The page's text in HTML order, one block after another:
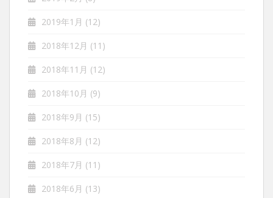
2019年1月 (12)
2018年12月 (11)
2018年11月 (12)
2018年10月 (9)
2018年9月 (15)
2018年8月 (12)
2018年7月 (11)
2018年6月 (13)